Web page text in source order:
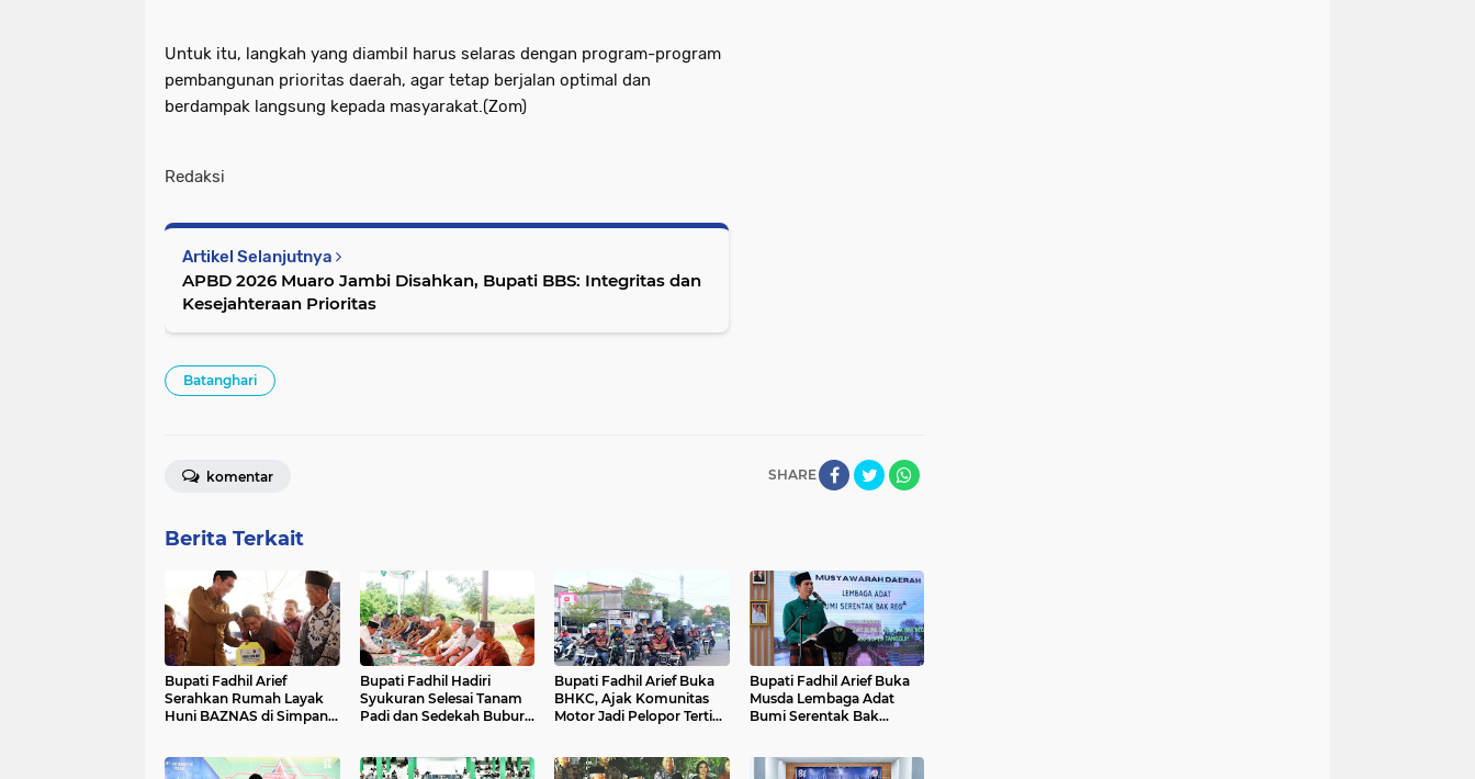
Untuk itu, langkah yang diambil harus selaras dengan program-program
pembangunan prioritas daerah, agar tetap berjalan optimal dan
berdampak langsung kepada masyarakat.(Zom)
Redaksi
Artikel Selanjutnya
APBD 2026 Muaro Jambi Disahkan, Bupati BBS: Integritas dan
Kesejahteraan Prioritas
Batanghari
SHARE
komentar
Berita Terkait
Bupati Fadhil Arief
Serahkan Rumah Layak
Huni BAZNAS di Simpang
Bupati Fadhil Hadiri
Syukuran Selesai Tanam
Padi dan Sedekah Bubur
Bupati Fadhil Arief Buka
BHKC, Ajak Komunitas
Motor Jadi Pelopor Tertib
Bupati Fadhil Arief Buka
Musda Lembaga Adat
Bumi Serentak Bak